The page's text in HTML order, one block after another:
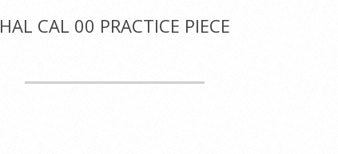
HAL CAL 00 PRACTICE PIECE